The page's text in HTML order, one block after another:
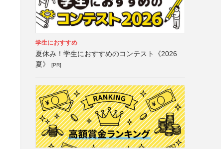
学生におすすめ
夏休み！学生におすすめのコンテスト《2026
夏》
[PR]